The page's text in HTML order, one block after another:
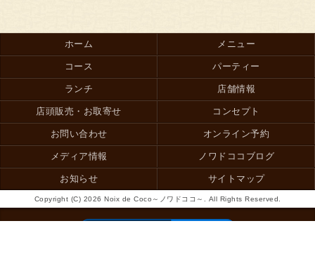
ホーム メニュー
コース パーティー
ランチ 店舗情報
店頭販売・お取寄せ コンセプト
お問い合わせ オンライン予約
メディア情報 ノワドココブログ
お知らせ サイトマップ
Copyright (C) 2026 Noix de Coco～ノワドココ～. All Rights Reserved.